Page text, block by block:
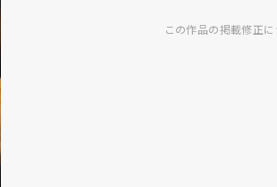
この作品の掲載修正